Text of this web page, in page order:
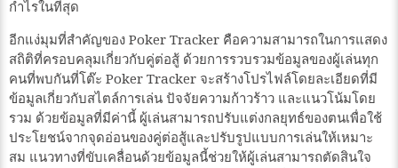
กำไรในที่สุด
อีกแง่มุมที่สำคัญของ Poker Tracker คือความสามารถในการแสดง
สถิติที่ครอบคลุมเกี่ยวกับคู่ต่อสู้ ด้วยการรวบรวมข้อมูลของผู้เล่นทุก
คนที่พบกันที่โต๊ะ Poker Tracker จะสร้างโปรไฟล์โดยละเอียดที่มี
ข้อมูลเกี่ยวกับสไตล์การเล่น ปัจจัยความก้าวร้าว และแนวโน้มโดย
รวม ด้วยข้อมูลที่มีค่านี้ ผู้เล่นสามารถปรับแต่งกลยุทธ์ของตนเพื่อใช้
ประโยชน์จากจุดอ่อนของคู่ต่อสู้และปรับรูปแบบการเล่นให้เหมาะ
สม แนวทางที่ขับเคลื่อนด้วยข้อมูลนี้ช่วยให้ผู้เล่นสามารถตัดสินใจ